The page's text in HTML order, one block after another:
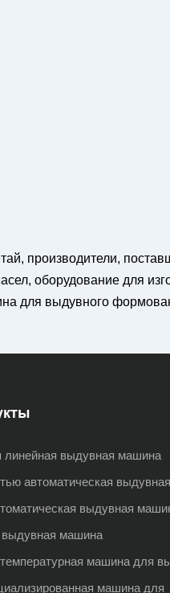
производители,
оборудование для
для выдувного
линейная выдувная машина
автоматическая
выдувная
выдувная машина
машина для
машина для